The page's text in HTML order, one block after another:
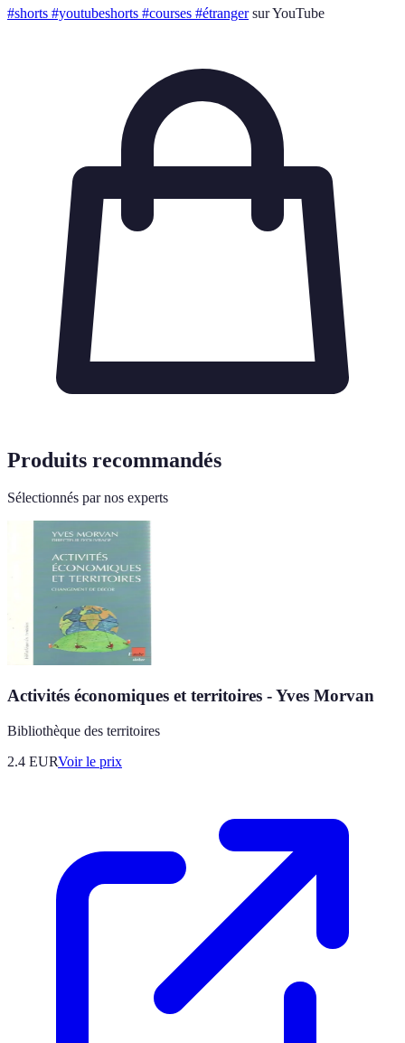
#shorts #youtubeshorts #courses #étrangersur YouTube
Produits recommandés
Sélectionnés par nos experts
Activités économiques et territoires - Yves Morvan
Bibliothèque des territoires
2.4 EURVoir le prix